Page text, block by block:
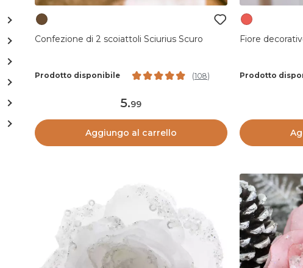
Confezione di 2 scoiattoli Sciurius Scuro
Prodotto disponibile (108)
5.99
Aggiungo al carrello
Fiore
Prodotto